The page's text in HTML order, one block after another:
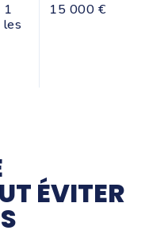
1
15 000 €
ÉVITER